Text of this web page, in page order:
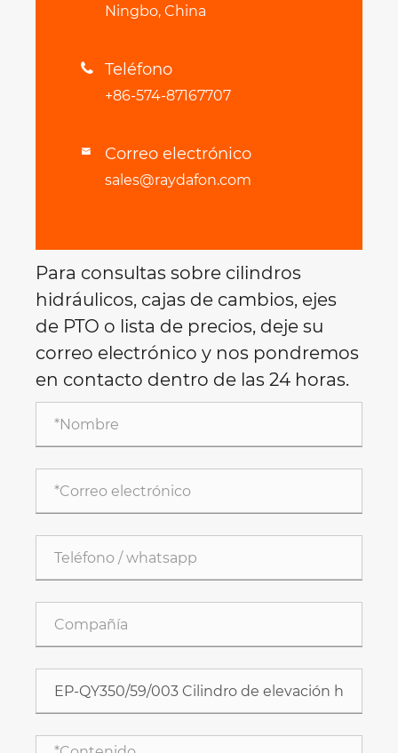
Ningbo, China
 Teléfono
+86-574-87167707
 Correo electrónico
sales@raydafon.com
Para consultas sobre cilindros
hidráulicos, cajas de cambios, ejes
de PTO o lista de precios, deje su
correo electrónico y nos pondremos
en contacto dentro de las 24 horas.